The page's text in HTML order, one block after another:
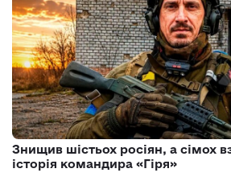
Знищив шістьох росіян, а сімох
історія командира «Гіря»